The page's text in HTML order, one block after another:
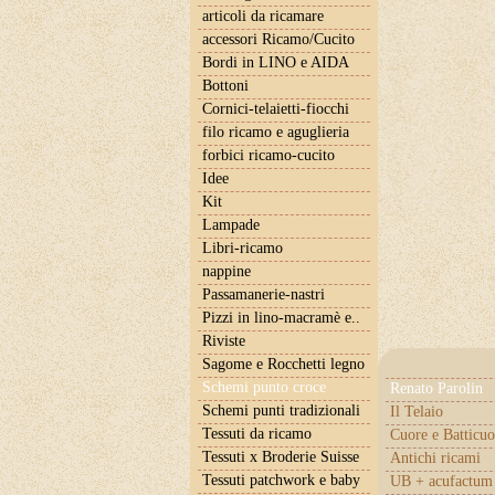
articoli da ricamare
accessori Ricamo/Cucito
Bordi in LINO e AIDA
Bottoni
Cornici-telaietti-fiocchi
filo ricamo e aguglieria
forbici ricamo-cucito
Idee
Kit
Lampade
Libri-ricamo
nappine
Passamanerie-nastri
Pizzi in lino-macramè e..
Riviste
Sagome e Rocchetti legno
Schemi punto croce
Renato Parolin
Il Telaio
Cuore e
Antichi ricami
UB +
Schemi punti tradizionali
Tessuti da ricamo
Tessuti x Broderie Suisse
Tessuti patchwork e baby